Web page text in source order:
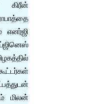
கிரீன்
மிலன்